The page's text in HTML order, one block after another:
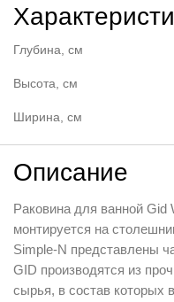
Глубина, см
Высота, см
Ширина, см
Описание
Раковина для ванной Gid
монтируется на
Simple-N представлены
GID производятся из
сырья, в состав которых